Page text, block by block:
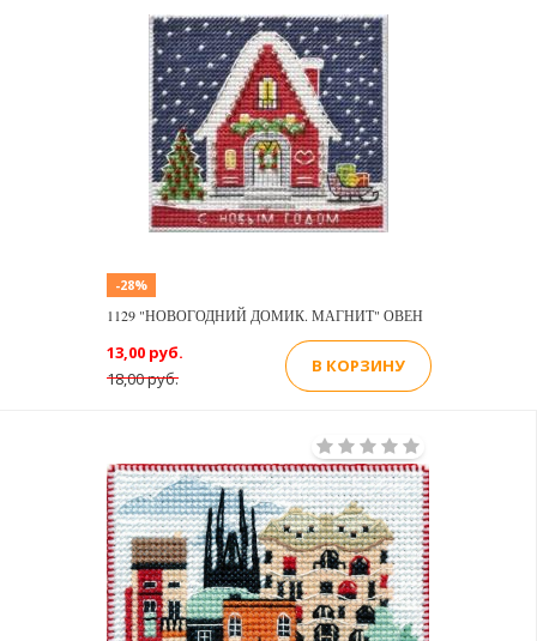
-28%
1129 "НОВОГОДНИЙ ДОМИК. МАГНИТ" ОВЕН
18,00 руб.
13,00 руб.
В КОРЗИНУ